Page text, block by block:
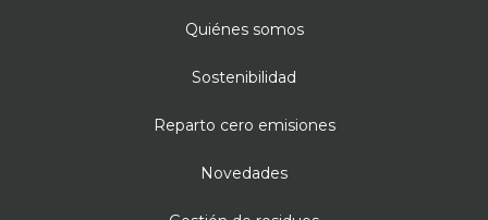
Quiénes somos
Sostenibilidad
Reparto cero emisiones
Novedades